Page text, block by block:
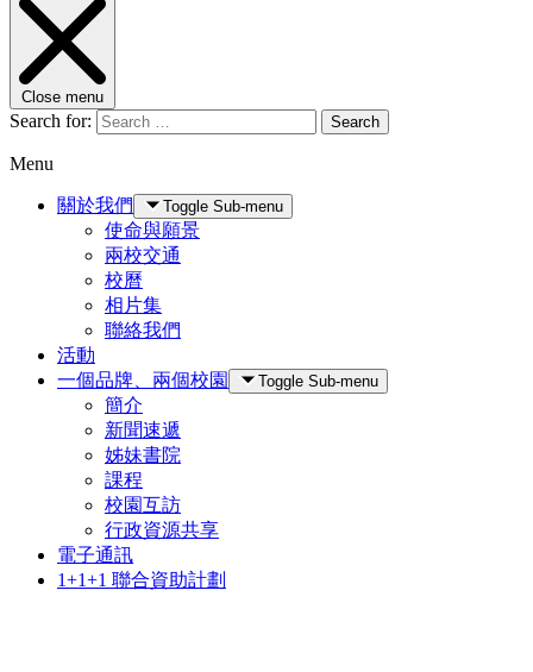
Close menu
Search for: Search
Menu
關於我們 Toggle Sub-menu
使命與願景
兩校交通
校曆
相片集
聯絡我們
活動
一個品牌、兩個校園
Toggle Sub-menu
簡介
新聞速遞
姊妹書院
課程
校園互訪
行政資源共享
電子通訊
1+1+1 聯合資助計劃